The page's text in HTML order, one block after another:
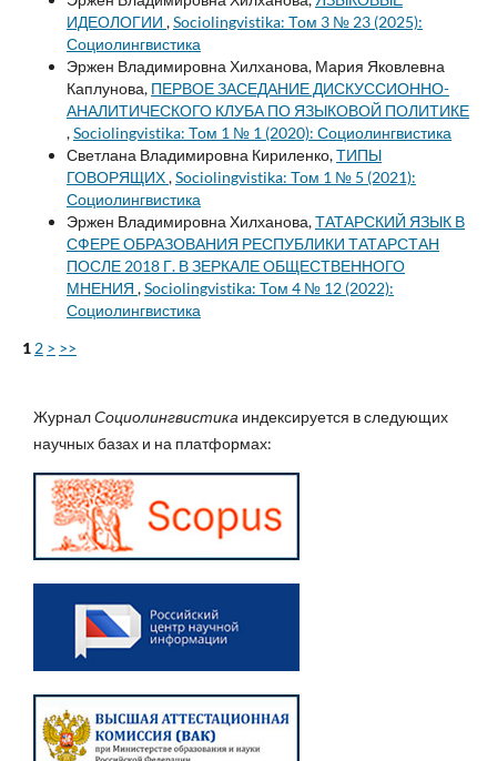
ИДЕОЛОГИИ ,Sociolingvistika: Том 3 № 23 (2025):
Социолингвистика
Эржен Владимировна Хилханова, Мария Яковлевна
Каплунова, ПЕРВОЕ ЗАСЕДАНИЕ ДИСКУССИОННО-
АНАЛИТИЧЕСКОГО КЛУБА ПО ЯЗЫКОВОЙ ПОЛИТИКЕ
,Sociolingvistika: Том 1 № 1 (2020): Социолингвистика
Светлана Владимировна Кириленко,ТИПЫ
ГОВОРЯЩИХ,Sociolingvistika: Том 1 № 5 (2021):
Социолингвистика
Эржен Владимировна Хилханова,ТАТАРСКИЙ ЯЗЫК В
СФЕРЕ ОБРАЗОВАНИЯ РЕСПУБЛИКИ ТАТАРСТАН
ПОСЛЕ 2018 Г. В ЗЕРКАЛЕ ОБЩЕСТВЕННОГО
МНЕНИЯ ,Sociolingvistika: Том 4 № 12 (2022):
Социолингвистика
1 2 > >>
ЖурналСоциолингвистика индексируется в следующих
научных базах и на платформах: